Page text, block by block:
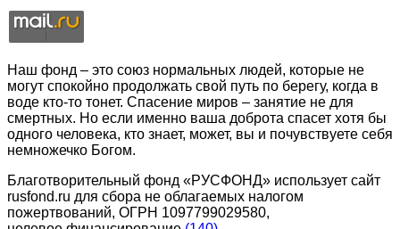
Наш фонд – это союз нормальных людей, которые не
могут спокойно продолжать свой путь по берегу, когда в
воде кто-то тонет. Спасение миров – занятие не для
смертных. Но если именно ваша доброта спасет хотя бы
одного человека, кто знает, может, вы и почувствуете себя
немножечко Богом.
Благотворительный фонд «РУСФОНД» использует сайт
rusfond.ru для сбора не облагаемых налогом
пожертвований, ОГРН 1097799029580,